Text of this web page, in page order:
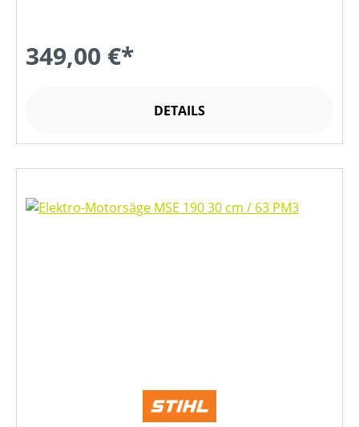
349,00 €*
DETAILS